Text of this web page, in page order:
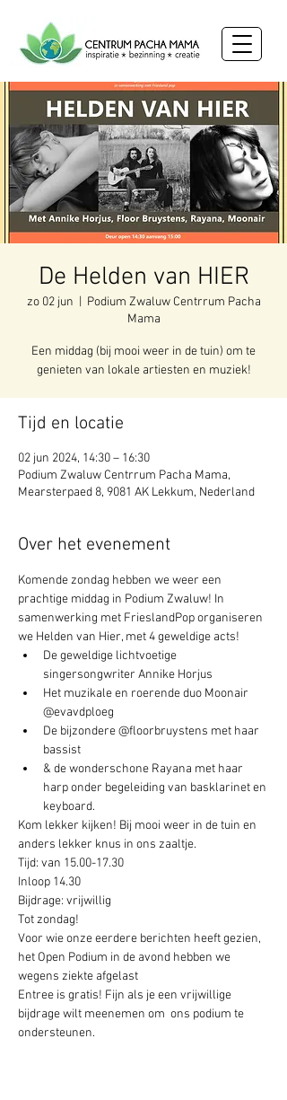
De Helden van HIER
zo 02 jun
Podium Zwaluw Centrrum Pacha
Mama
Een middag (bij mooi weer in de tuin) om te
genieten van lokale artiesten en muziek!
Tijd en locatie
02 jun 2024, 14:30 – 16:30
Podium Zwaluw Centrrum Pacha Mama,
Mearsterpaed 8, 9081 AK Lekkum, Nederland
Over het evenement
Komende zondag hebben we weer een
prachtige middag in Podium Zwaluw! In
samenwerking met FrieslandPop organiseren
we Helden van Hier, met 4 geweldige acts!
De geweldige lichtvoetige
singersongwriter Annike Horjus
Het muzikale en roerende duo Moonair
@evavdploeg
De bijzondere @floorbruystens met haar
bassist
& de wonderschone Rayana met haar
harp onder begeleiding van basklarinet en
keyboard.
Kom lekker kijken! Bij mooi weer in de tuin en
anders lekker knus in ons zaaltje.
Tijd: van 15.00-17.30
Inloop 14.30
Bijdrage: vrijwillig
Tot zondag!
Voor wie onze eerdere berichten heeft gezien,
het Open Podium in de avond hebben we
wegens ziekte afgelast
Entree is gratis! Fijn als je een vrijwillige
bijdrage wilt meenemen om  ons podium te
ondersteunen.